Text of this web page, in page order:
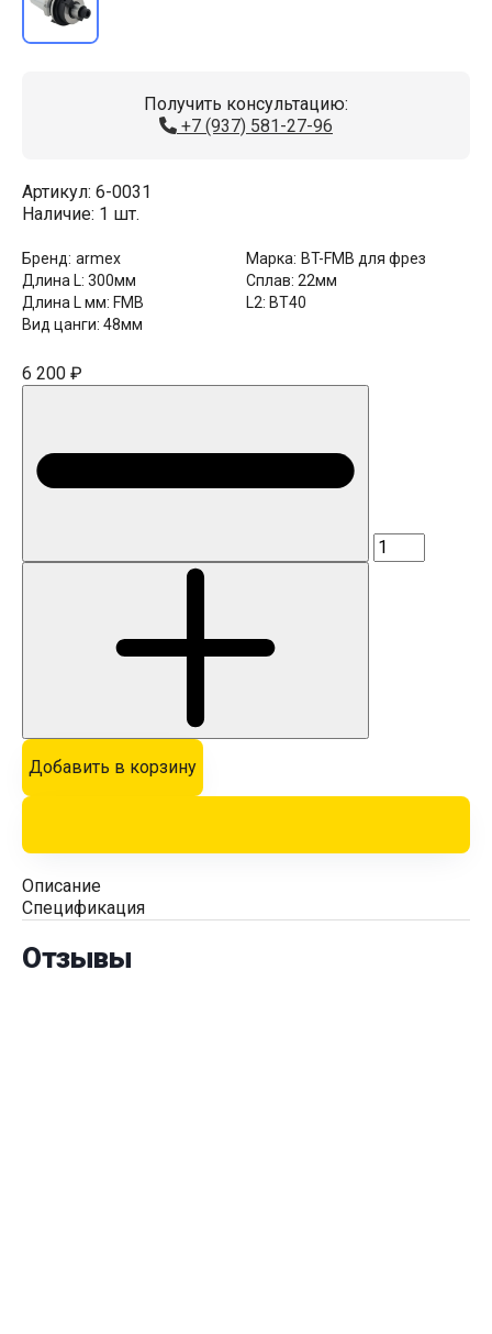
Получить консультацию:
+7 (937) 581-27-96
Артикул: 6-0031
Наличие: 1 шт.
Бренд: armex Марка: BT-FMB для фрез
Длина L: 300мм Сплав: 22мм
Длина L мм: FMB L2: BT40
Вид цанги: 48мм
6 200 ₽
Добавить в корзину
Описание
Спецификация
Отзывы